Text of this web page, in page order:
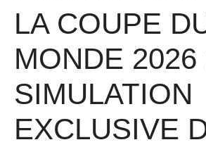
LA COUPE
MONDE 2026
SIMULATION
EXCLUSIVE